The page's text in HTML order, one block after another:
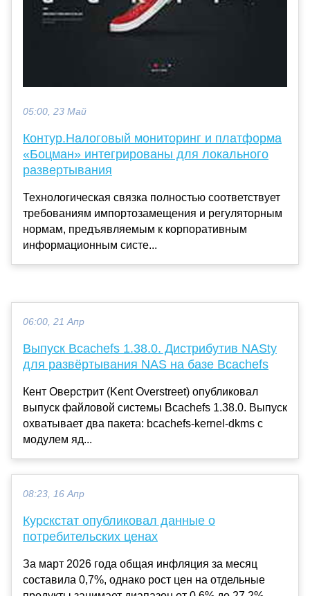
05:00, 23 Май
Контур.Налоговый мониторинг и платформа
«Боцман» интегрированы для локального
развертывания
Технологическая связка полностью соответствует
требованиям импортозамещения и регуляторным
нормам, предъявляемым к корпоративным
информационным систе...
06:00, 21 Апр
Выпуск Bcachefs 1.38.0. Дистрибутив NASty
для развёртывания NAS на базе Bcachefs
Кент Оверстрит (Kent Overstreet) опубликовал
выпуск файловой системы Bcachefs 1.38.0. Выпуск
охватывает два пакета: bcachefs-kernel-dkms с
модулем яд...
08:23, 16 Апр
Курскстат опубликовал данные о
потребительских ценах
За март 2026 года общая инфляция за месяц
составила 0,7%, однако рост цен на отдельные